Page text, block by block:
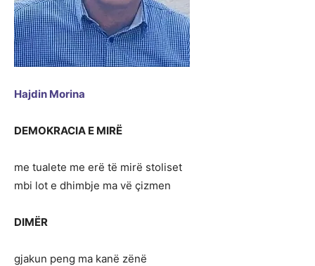
Hajdin Morina
DEMOKRACIA E MIRË
me tualete me erë të mirë stoliset
mbi lot e dhimbje ma vë çizmen
DIMËR
gjakun peng ma kanë zënë